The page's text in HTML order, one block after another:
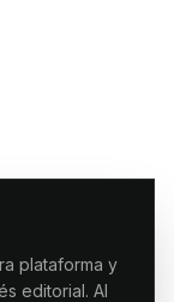
plataforma y
editorial. Al